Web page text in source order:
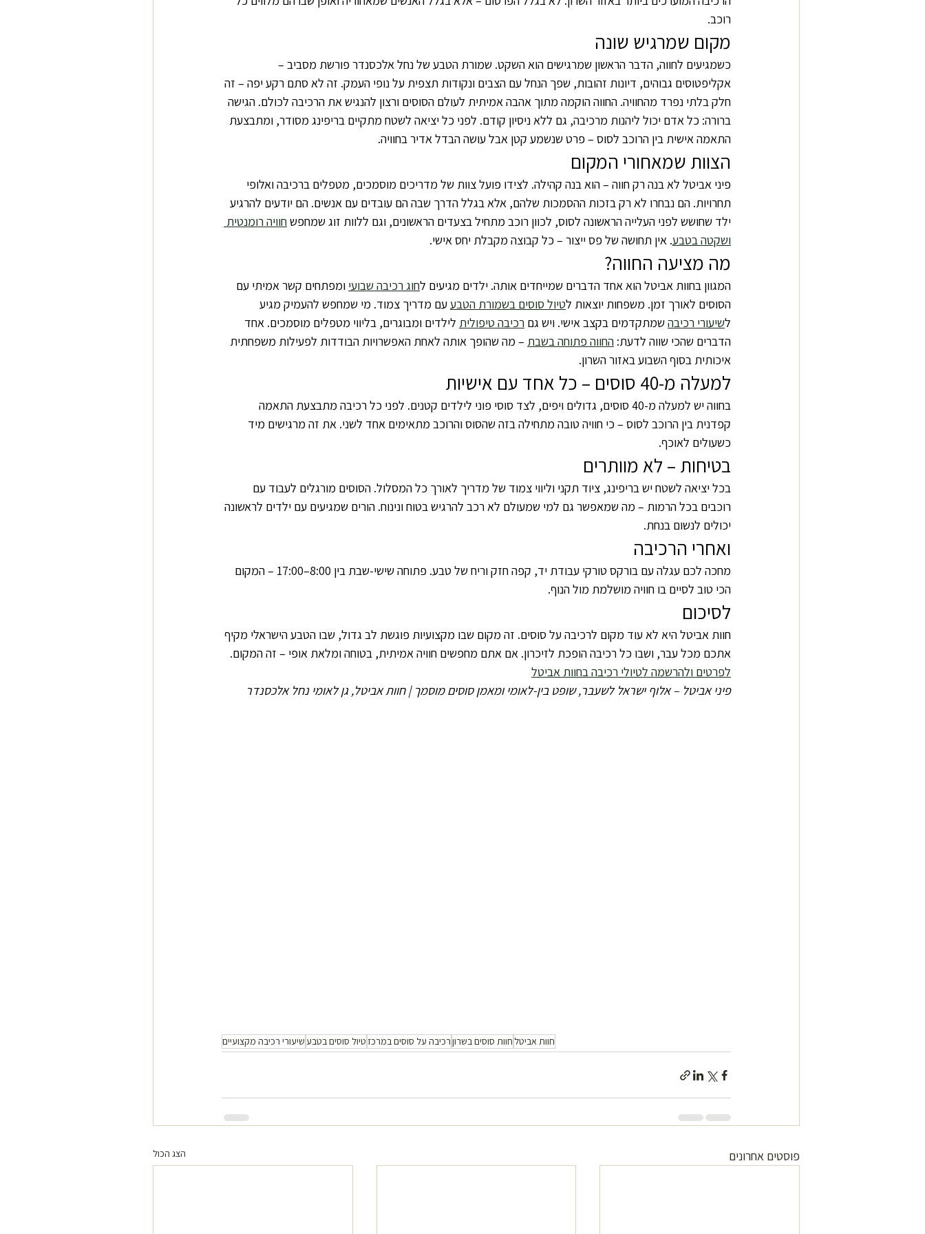
רוכב.
מקום שמרגיש שונה
כשמגיעים לחווה, הדבר הראשון שמרגישים הוא השקט. שמורת הטבע של נחל אלכסנדר פורשת מסביב –
אקליפטוסים גבוהים, דיונות זהובות, שפך הנחל עם הצבים ונקודות תצפית על נופי העמק. זה לא סתם רקע יפה – זה
חלק בלתי נפרד מהחוויה. החווה הוקמה מתוך אהבה אמיתית לעולם הסוסים ורצון להנגיש את הרכיבה לכולם. הגישה
ברורה: כל אדם יכול ליהנות מרכיבה, גם ללא ניסיון קודם. לפני כל יציאה לשטח מתקיים בריפינג מסודר, ומתבצעת
התאמה אישית בין הרוכב לסוס – פרט שנשמע קטן אבל עושה הבדל אדיר בחוויה.
הצוות שמאחורי המקום
פיני אביטל לא בנה רק חווה – הוא בנה קהילה. לצידו פועל צוות של מדריכים מוסמכים, מטפלים ברכיבה ואלופי
תחרויות. הם נבחרו לא רק בזכות ההסמכות שלהם, אלא בגלל הדרך שבה הם עובדים עם אנשים. הם יודעים להרגיע
ילד שחושש לפני העלייה הראשונה לסוס, לכוון רוכב מתחיל בצעדים הראשונים, וגם ללוות זוג שמחפש חוויה רומנטית
ושקטה בטבע. אין תחושה של פס ייצור – כל קבוצה מקבלת יחס אישי.
מה מציעה החווה?
המגוון בחוות אביטל הוא אחד הדברים שמייחדים אותה. ילדים מגיעים לחוג רכיבה שבועי ומפתחים קשר אמיתי עם
הסוסים לאורך זמן. משפחות יוצאות לטיול סוסים בשמורת הטבע עם מדריך צמוד. מי שמחפש להעמיק מגיע
לשיעורי רכיבה שמתקדמים בקצב אישי. ויש גם רכיבה טיפולית לילדים ומבוגרים, בליווי מטפלים מוסמכים. אחד
הדברים שהכי שווה לדעת: החווה פתוחה בשבת – מה שהופך אותה לאחת האפשרויות הבודדות לפעילות משפחתית
איכותית בסוף השבוע באזור השרון.
למעלה מ-40 סוסים – כל אחד עם אישיות
בחווה יש למעלה מ-40 סוסים, גדולים ויפים, לצד סוסי פוני לילדים קטנים. לפני כל רכיבה מתבצעת התאמה
קפדנית בין הרוכב לסוס – כי חוויה טובה מתחילה בזה שהסוס והרוכב מתאימים אחד לשני. את זה מרגישים מיד
כשעולים לאוכף.
בטיחות – לא מוותרים
בכל יציאה לשטח יש בריפינג, ציוד תקני וליווי צמוד של מדריך לאורך כל המסלול. הסוסים מורגלים לעבוד עם
רוכבים בכל הרמות – מה שמאפשר גם למי שמעולם לא רכב להרגיש בטוח ונינוח. הורים שמגיעים עם ילדים לראשונה
יכולים לנשום בנחת.
ואחרי הרכיבה
מחכה לכם עגלה עם בורקס טורקי עבודת יד, קפה חזק וריח של טבע. פתוחה שישי-שבת בין 8:00–17:00 – המקום
הכי טוב לסיים בו חוויה מושלמת מול הנוף.
לסיכום
חוות אביטל היא לא עוד מקום לרכיבה על סוסים. זה מקום שבו מקצועיות פוגשת לב גדול, שבו הטבע הישראלי מקיף
אתכם מכל עבר, ושבו כל רכיבה הופכת לזיכרון. אם אתם מחפשים חוויה אמיתית, בטוחה ומלאת אופי – זה המקום.
לפרטים ולהרשמה לטיולי רכיבה בחוות אביטל
פיני אביטל – אלוף ישראל לשעבר, שופט בין-לאומי ומאמן סוסים מוסמך | חוות אביטל, גן לאומי נחל אלכסנדר
חוות אביטל חוות סוסים בשרוןרכיבה על סוסים במרכזטיול סוסים בטבעשיעורי רכיבה מקצועיים
פוסטים אחרונים הצג הכול